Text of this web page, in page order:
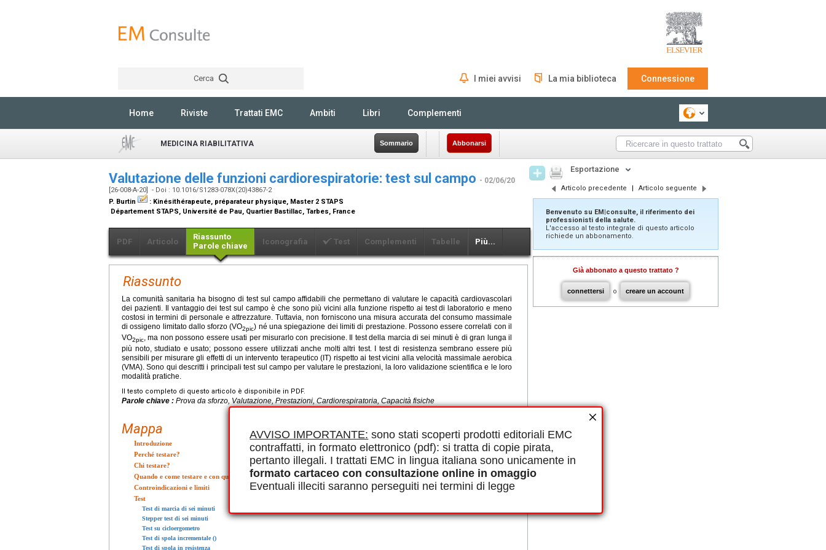
AVVISO IMPORTANTE: sono stati scoperti prodotti editoriali EMC
contraffatti, in formato elettronico (pdf): si tratta di copie pirata,
pertanto illegali. I trattati EMC in lingua italiana sono unicamente in
formato cartaceo con consultazione online in omaggio
Eventuali illeciti saranno perseguiti nei termini di legge
Cerca I miei avvisi La mia biblioteca Connessione
Home Riviste Trattati EMC Ambiti Libri Complementi
MEDICINA RIABILITATIVA Sommario Abbonarsi
Valutazione delle funzioni cardiorespiratorie: test sul campo - 02/06/20
[26-008-A-20] - Doi : 10.1016/S1283-078X(20)43867-2
P. Burtin
: Kinésithérapeute, préparateur physique, Master 2 STAPS
Département STAPS, Université de Pau, Quartier Bastillac, Tarbes, France
PDF Articolo
Riassunto
Parole chiave
Iconografia Test Complementi Tabelle Più...
Riassunto
La comunità sanitaria ha bisogno di test sul campo affidabili che permettano di valutare le capacità cardiovascolari
dei pazienti. Il vantaggio dei test sul campo è che sono più vicini alla funzione rispetto ai test di laboratorio e meno
costosi in termini di personale e attrezzature. Tuttavia, non forniscono una misura accurata del consumo massimale
di ossigeno limitato dallo sforzo (VO2pic) né una spiegazione dei limiti di prestazione. Possono essere correlati con il
VO2pic, ma non possono essere usati per misurarlo con precisione. Il test della marcia di sei minuti è di gran lunga il
più noto, studiato e usato; possono essere utilizzati anche molti altri test. I test di resistenza sembrano essere più
sensibili per misurare gli effetti di un intervento terapeutico (IT) rispetto ai test vicini alla velocità massimale aerobica
(VMA). Sono qui descritti i principali test sul campo per valutare le prestazioni, la loro validazione scientifica e le loro
modalità pratiche.
Il testo completo di questo articolo è disponibile in PDF.
Parole chiave : Prova da sforzo, Valutazione, Prestazioni, Cardiorespiratoria, Capacità fisiche
Mappa
Introduzione
Perché testare?
Chi testare?
Quando e come testare e con quali indicatori?
Controindicazioni e limiti
Test
Test di marcia di sei minuti
Stepper test di sei minuti
Test su cicloergometro
Test di spola incrementale ()
Test di spola in resistenza
Esportazione
Articolo precedente | Articolo seguente
Benvenuto su EM|consulte, il riferimento dei
professionisti della salute.
L'accesso al testo integrale di questo articolo
richiede un abbonamento.
Già abbonato a questo trattato ?
connettersi o creare un account